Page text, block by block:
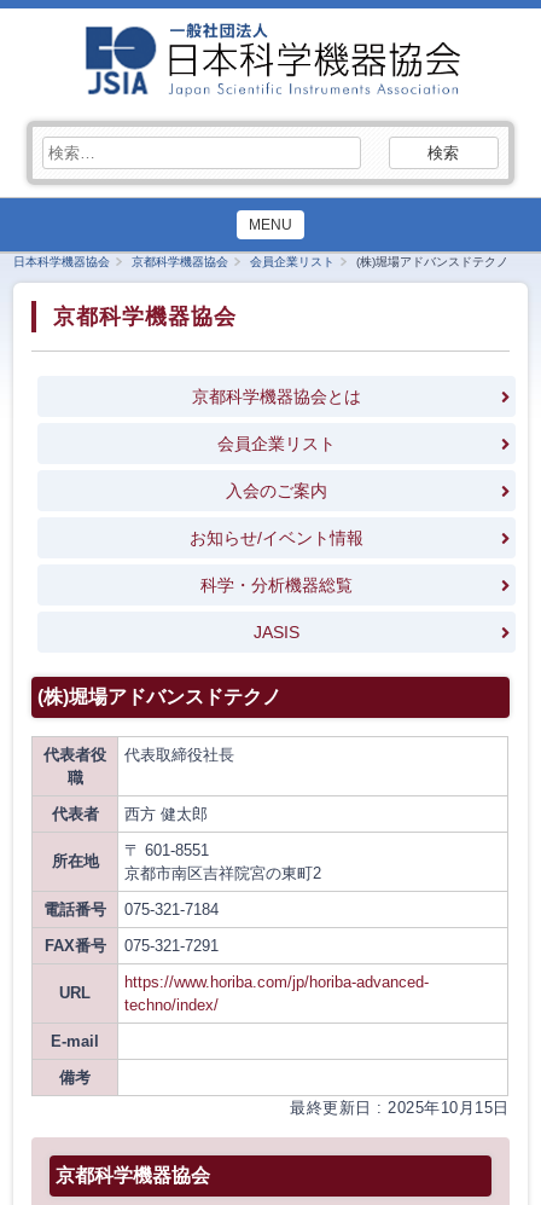
索:
MENU
日本科学機器協会 京都科学機器協会 会員企業リスト (株)堀場アドバンスドテクノ
京都科学機器協会
京都科学機器協会とは
会員企業リスト
入会のご案内
お知らせ/イベント情報
科学・分析機器総覧
JASIS
(株)堀場アドバンスドテクノ
代表者役
職
代表取締役社長
代表者 西方 健太郎
所在地
〒 601-8551
京都市南区吉祥院宮の東町2
電話番号
075-321-7184
FAX番号
075-321-7291
URL
https://www.horiba.com/jp/horiba-advanced-
techno/index/
E-mail
備考
最終更新日 : 2025年10月15日
京都科学機器協会